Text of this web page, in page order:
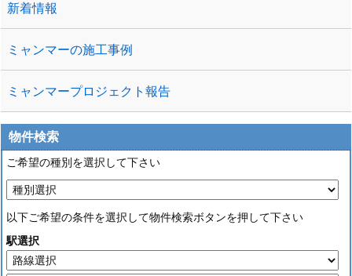
新着情報
ミャンマーの施工事例
ミャンマープロジェクト報告
物件検索
ご希望の種別を選択して下さい
以下ご希望の条件を選択して物件検索ボタンを押して下さい
駅選択